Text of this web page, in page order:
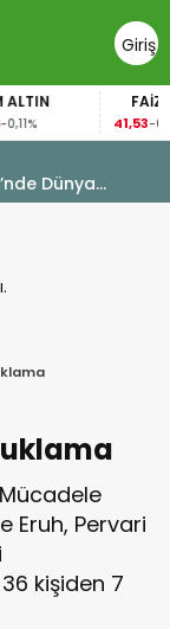
Giriş
Yap
FAİZ
41,53-0,02%
Hacıoğlu,
Ziyaret Etti
Eruh, Pervari
kişiden 7